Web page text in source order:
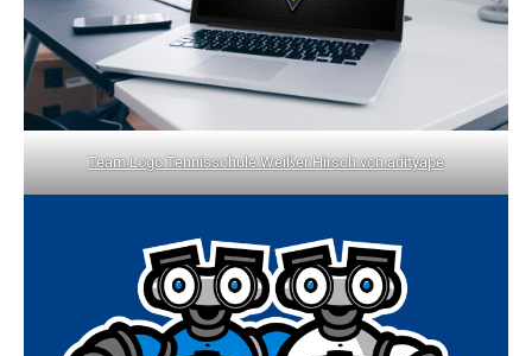
Team Logo Tennisschule Weißer Hirsch von adityape